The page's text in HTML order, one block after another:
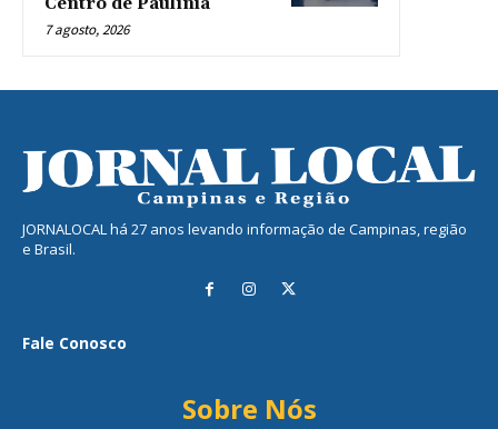
7 agosto, 2026
JORNALOCAL há 27 anos levando informação de Campinas, região
e Brasil.
Fale Conosco
Sobre Nós